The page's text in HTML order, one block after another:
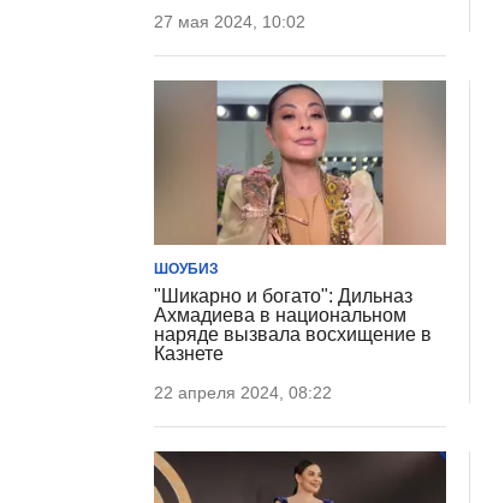
27 мая 2024, 10:02
ШОУБИЗ
"Шикарно и богато": Дильназ
Ахмадиева в национальном
наряде вызвала восхищение в
Казнете
22 апреля 2024, 08:22